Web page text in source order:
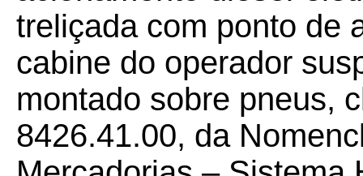
treliçada com ponto de
cabine do operador
montado sobre pneus,
8426.41.00, da